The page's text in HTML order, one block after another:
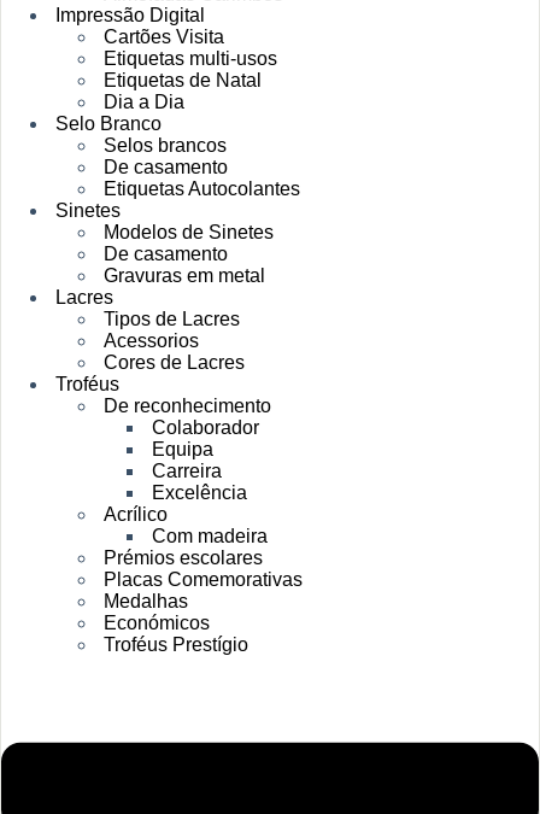
Impressão Digital
Cartões Visita
Etiquetas multi-usos
Etiquetas de Natal
Dia a Dia
Selo Branco
Selos brancos
De casamento
Etiquetas Autocolantes
Sinetes
Modelos de Sinetes
De casamento
Gravuras em metal
Lacres
Tipos de Lacres
Acessorios
Cores de Lacres
Troféus
De reconhecimento
Colaborador
Equipa
Carreira
Excelência
Acrílico
Com madeira
Prémios escolares
Placas Comemorativas
Medalhas
Económicos
Troféus Prestígio